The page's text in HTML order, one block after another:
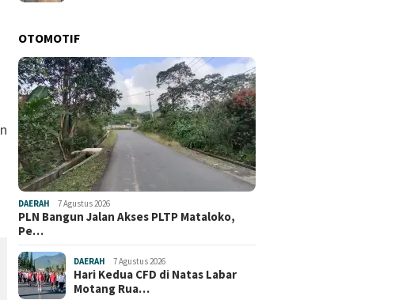
OTOMOTIF
DAERAH 7 Agustus 2026
PLN Bangun Jalan Akses PLTP Mataloko,
Pe…
DAERAH 7 Agustus 2026
Hari Kedua CFD di Natas Labar
Motang Rua…